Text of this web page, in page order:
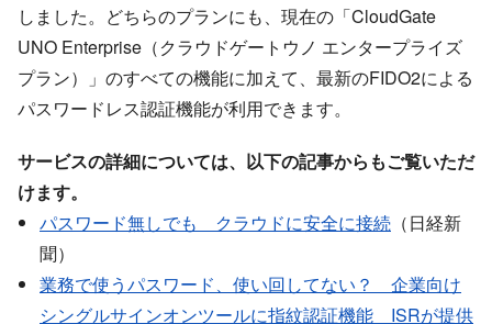
しました。どちらのプランにも、現在の「CloudGate
UNO Enterprise（クラウドゲートウノ エンタープライズ
プラン）」のすべての機能に加えて、最新のFIDO2による
パスワードレス認証機能が利用できます。
サービスの詳細については、以下の記事からもご覧いただ
けます。
パスワード無しでも クラウドに安全に接続 （日経新
聞）
業務で使うパスワード、使い回してない？ 企業向け
シングルサインオンツールに指紋認証機能 ISRが提供